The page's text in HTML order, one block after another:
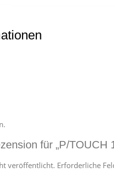
für „P/TOUCH
veröffentlicht. Erforderliche